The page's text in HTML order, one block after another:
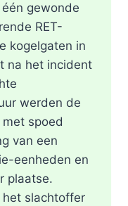
gewonde
RET-
kogelgaten in
na het incident
werden de
spoed
van een
eenheden en
plaatse.
slachtoffer